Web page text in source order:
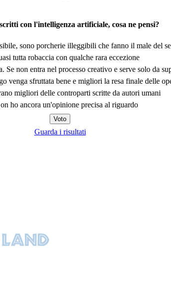
con l'intelligenza artificiale, cosa ne pensi?
sono porcherie illeggibili che fanno il male del
tutta robaccia con qualche rara eccezione
Se non entra nel processo creativo e serve solo da
venga sfruttata bene e migliori la resa finale delle
migliori delle controparti scritte da autori umani
ho ancora un'opinione precisa al riguardo
Guarda i risultati